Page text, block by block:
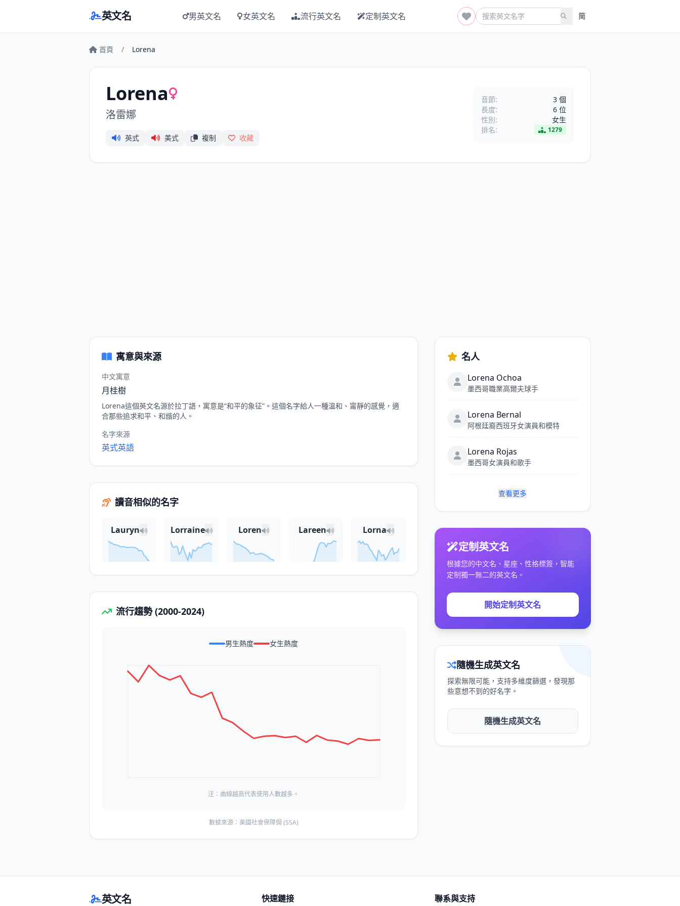
英文名 男英文名 女英文名 流行英文名 定制英文名 简
首頁 / Lorena
Lorena
洛雷娜
英式 美式 複制 收藏
音節:
3 個
長度:
6 位
性別:
女生
排名:
1279
寓意與來源
中文寓意
月桂樹
Lorena這個英文名源於拉丁語，寓意是“和平的象征”。這個名字給人一種溫和、甯靜的感覺，適
合那些追求和平、和諧的人。
名字來源
英式英語
讀音相似的名字
Lauryn Lorraine Loren Lareen Lorna
流行趨勢 (2000-2024)
男生熱度 女生熱度
注：曲線越高代表使用人數越多。
數據來源：美國社會保障侷 (SSA)
名人
Lorena Ochoa
墨西哥職業高爾夫球手
Lorena Bernal
阿根廷裔西班牙女演員和模特
Lorena Rojas
墨西哥女演員和歌手
查看更多
定制英文名
根據您的中文名、星座、性格標簽，智能
定制獨一無二的英文名。
開始定制英文名
隨機生成英文名
探索無限可能，支持多維度篩選，發現那
些意想不到的好名字。
隨機生成英文名
英文名 快速鏈接 聯系與支持